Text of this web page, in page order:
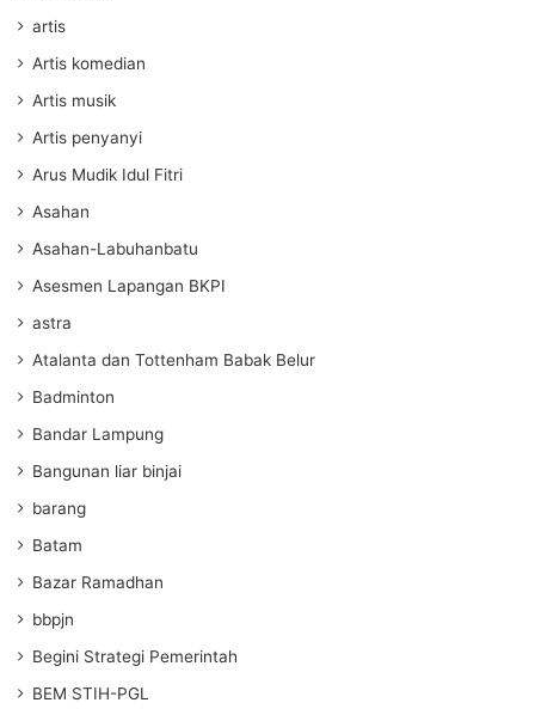
artis
Artis komedian
Artis musik
Artis penyanyi
Arus Mudik Idul Fitri
Asahan
Asahan-Labuhanbatu
Asesmen Lapangan BKPI
astra
Atalanta dan Tottenham Babak Belur
Badminton
Bandar Lampung
Bangunan liar binjai
barang
Batam
Bazar Ramadhan
bbpjn
Begini Strategi Pemerintah
BEM STIH-PGL